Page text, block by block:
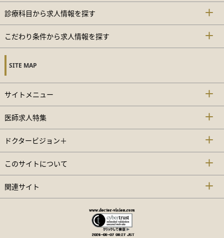
診療科目から求人情報を探す
こだわり条件から求人情報を探す
SITE MAP
サイトメニュー
医師求人特集
ドクタービジョン＋
このサイトについて
関連サイト